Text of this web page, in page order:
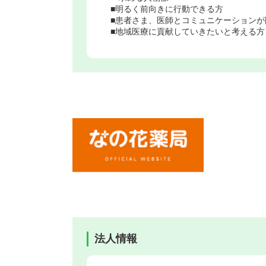
■明るく前向きに行動できる方
■患者さま、医師とコミュニケーション
■地域医療に貢献していきたいと考える方
法人情報